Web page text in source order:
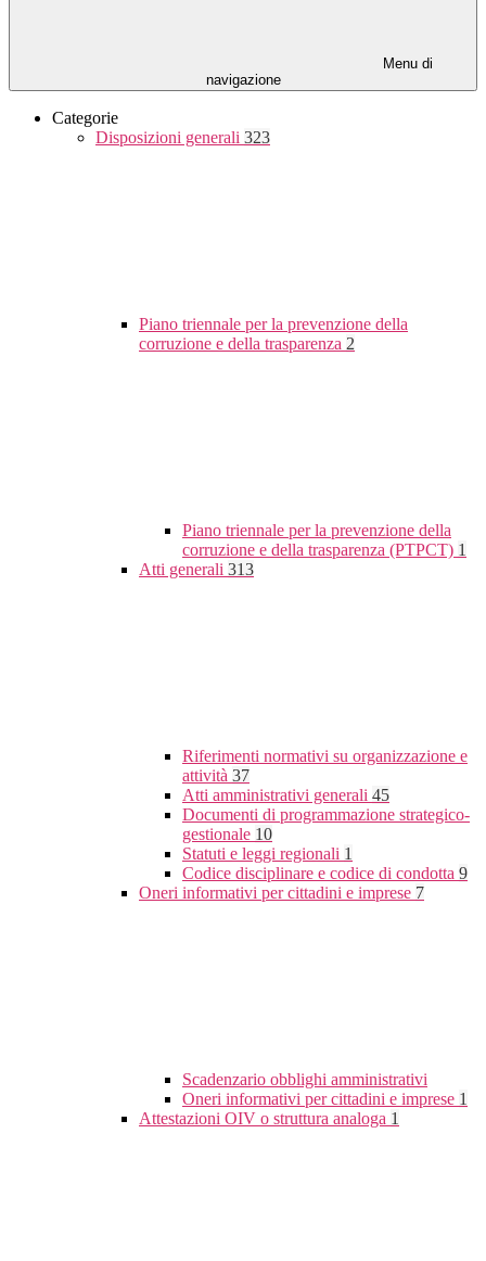
Menu di
navigazione
Categorie
Disposizioni generali 323
Piano triennale per la prevenzione della
corruzione e della trasparenza 2
Piano triennale per la prevenzione della
corruzione e della trasparenza (PTPCT) 1
Atti generali 313
Riferimenti normativi su organizzazione e
attività 37
Atti amministrativi generali 45
Documenti di programmazione strategico-
gestionale 10
Statuti e leggi regionali 1
Codice disciplinare e codice di condotta 9
Oneri informativi per cittadini e imprese 7
Scadenzario obblighi amministrativi
Oneri informativi per cittadini e imprese 1
Attestazioni OIV o struttura analoga 1